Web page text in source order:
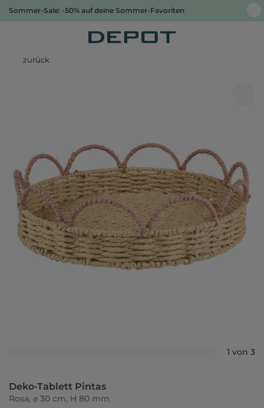
Sommer-Sale: -50% auf deine Sommer-Favoriten
zurück
1 von 3
Deko-Tablett Pintas
Rosa, ⌀ 30 cm, H 80 mm